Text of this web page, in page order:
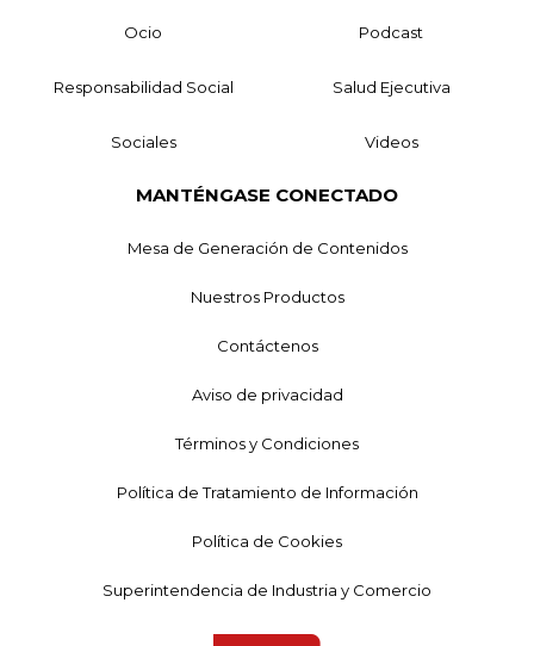
Ocio Podcast
Responsabilidad Social Salud Ejecutiva
Sociales Videos
MANTÉNGASE CONECTADO
Mesa de Generación de Contenidos
Nuestros Productos
Contáctenos
Aviso de privacidad
Términos y Condiciones
Política de Tratamiento de Información
Política de Cookies
Superintendencia de Industria y Comercio